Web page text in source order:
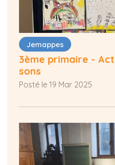
Jemappes
3ème primaire -
sons
Posté le 19 Mar 2025